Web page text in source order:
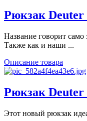
Рюкзак Deuter
Название говорит само
Также как и наши ...
Описание товара
Рюкзак Deuter
Этот новый рюкзак